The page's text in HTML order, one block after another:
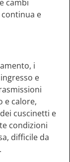
cambi
e
i
e
e calore,
cuscinetti e
condizioni
difficile da